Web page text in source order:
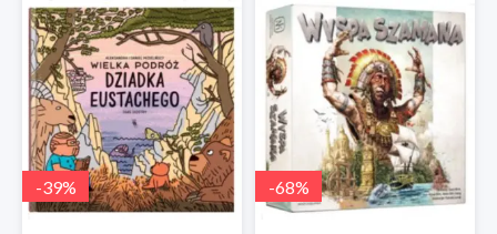
-39% -68%